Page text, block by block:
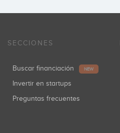
SECCIONES
Buscar financiación NEW
Invertir en startups
Preguntas frecuentes